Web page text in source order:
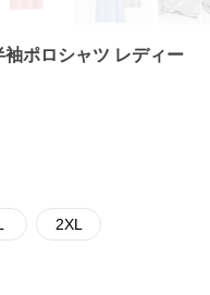
ポロシャツ レディー
2XL